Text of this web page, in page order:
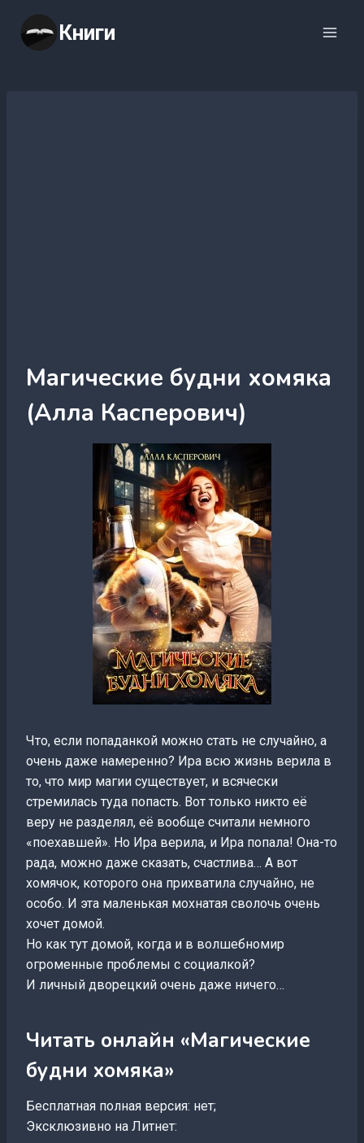
содержимому
Книги
Магические будни хомяка
(Алла Касперович)
Что, если попаданкой можно стать не случайно, а
очень даже намеренно? Ира всю жизнь верила в
то, что мир магии существует, и всячески
стремилась туда попасть. Вот только никто её
веру не разделял, её вообще считали немного
«поехавшей». Но Ира верила, и Ира попала! Она-то
рада, можно даже сказать, счастлива… А вот
хомячок, которого она прихватила случайно, не
особо. И эта маленькая мохнатая сволочь очень
хочет домой.
Но как тут домой, когда и в волшебномир
огроменные проблемы с социалкой?
И личный дворецкий очень даже ничего…
Читать онлайн «Магические
будни хомяка»
Бесплатная полная версия: нет;
Эксклюзивно на Литнет: